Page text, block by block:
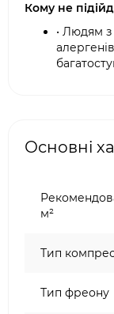
Кому не
• Людям
Основні
м²
Тип
Тип фреону